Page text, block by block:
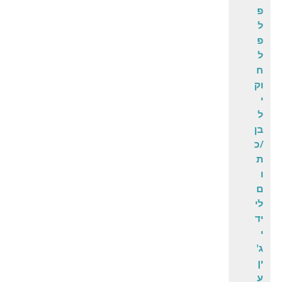
פ
ל
פ
ל
ח
וק
י
ל
בן
/כ
ת
ו
ם
לי
יד
י
ג'
ין
ע